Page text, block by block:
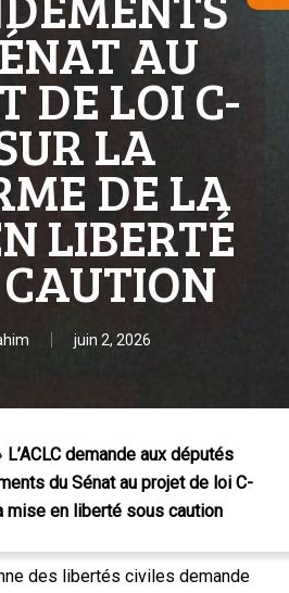
AU
DE LOI C-
LA
DE LA
LIBERTÉ
juin 2, 2026
L’ACLC demande aux députés
du Sénat au projet de loi C-
mise en liberté sous caution
des libertés civiles demande